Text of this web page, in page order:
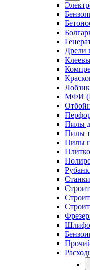
Дрели
МФИ
Пилы
Пилы
Пилы
Станки